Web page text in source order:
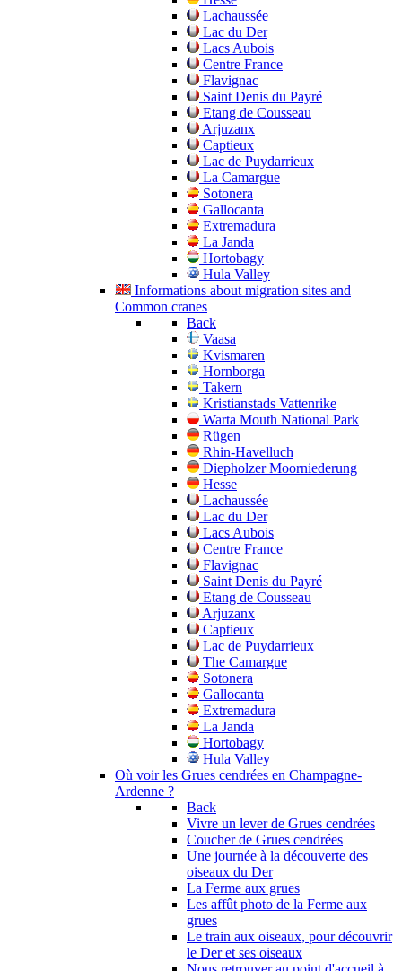
Lachaussée
Lac du Der
Lacs Aubois
Centre France
Flavignac
Saint Denis du Payré
Etang de Cousseau
Arjuzanx
Captieux
Lac de Puydarrieux
La Camargue
Sotonera
Gallocanta
Extremadura
La Janda
Hortobagy
Hula Valley
Informations about migration sites and
Common cranes
Back
Vaasa
Kvismaren
Hornborga
Takern
Kristianstads Vattenrike
Warta Mouth National Park
Rügen
Rhin-Havelluch
Diepholzer Moorniederung
Hesse
Lachaussée
Lac du Der
Lacs Aubois
Centre France
Flavignac
Saint Denis du Payré
Etang de Cousseau
Arjuzanx
Captieux
Lac de Puydarrieux
The Camargue
Sotonera
Gallocanta
Extremadura
La Janda
Hortobagy
Hula Valley
Où voir les Grues cendrées en Champagne-
Ardenne ?
Back
Vivre un lever de Grues cendrées
Coucher de Grues cendrées
Une journée à la découverte des
oiseaux du Der
La Ferme aux grues
Les affût photo de la Ferme aux
grues
Le train aux oiseaux, pour découvrir
le Der et ses oiseaux